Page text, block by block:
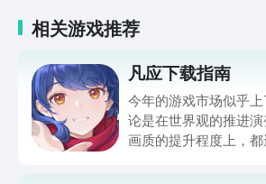
相关游戏推荐
凡应下载指南
今年的游戏市场似乎
论是在世界观的推进
画质的提升程度上，